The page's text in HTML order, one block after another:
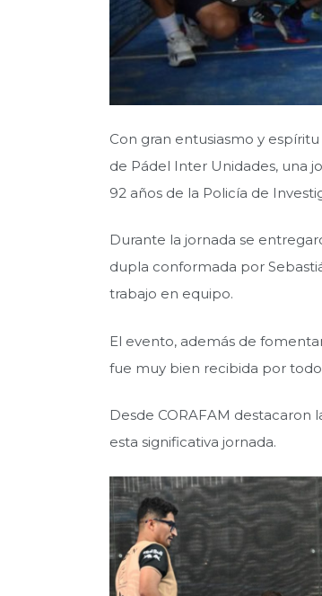
Con gran entusiasmo y
de Pádel Inter Unidades, una
92 años de la Policía de
Durante la jornada se
dupla conformada por
trabajo en equipo.
El evento, además de
fue muy bien recibida por
Desde CORAFAM
esta significativa jornada.